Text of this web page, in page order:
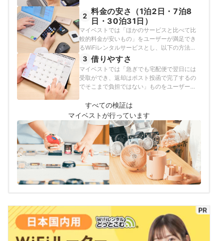
高山健次のプロフィール
と定めて以下の方法で検証を行いました。
2025年11月11～14日に計測した実測値の情報
をもとに検証しています。
2 料金の安さ（1泊2日・7泊8
日・30泊31日）
マイベストでは「ほかのサービスと比べて比
較的料金が安いもの」をユーザーが満足でき
るWiFiレンタルサービスとし、以下の方法で
各サービスの検証を行いました。なお、デフ
ォルトで表示される「おすすめ順」のランキ
ングは、7泊8日で利用する場合で作成してい
ます。2026年7月1日時点の情報をもとに検証
を行っています。
3 借りやすさ
マイベストでは「急ぎでも宅配便で翌日には
受取ができ、返却はポスト投函で完了するの
でそこまで負担ではない」ものをユーザーが
いました。2025年11月3日時点の情報をもと
に検証を行っています。
すべての検証は
マイベストが行っています